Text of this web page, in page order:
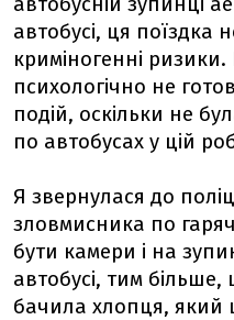
автобусі, ця поїздка
криміногенні
психологічно не
подій, оскільки не
по автобусах у цій
Я звернулася до
зловмисника по
бути камери і на
автобусі, тим
бачила хлопця, який